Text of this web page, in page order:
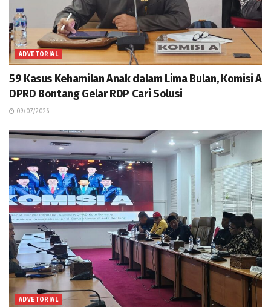
ADVETORIAL
59 Kasus Kehamilan Anak dalam Lima Bulan, Komisi A
DPRD Bontang Gelar RDP Cari Solusi
09/07/2026
ADVETORIAL